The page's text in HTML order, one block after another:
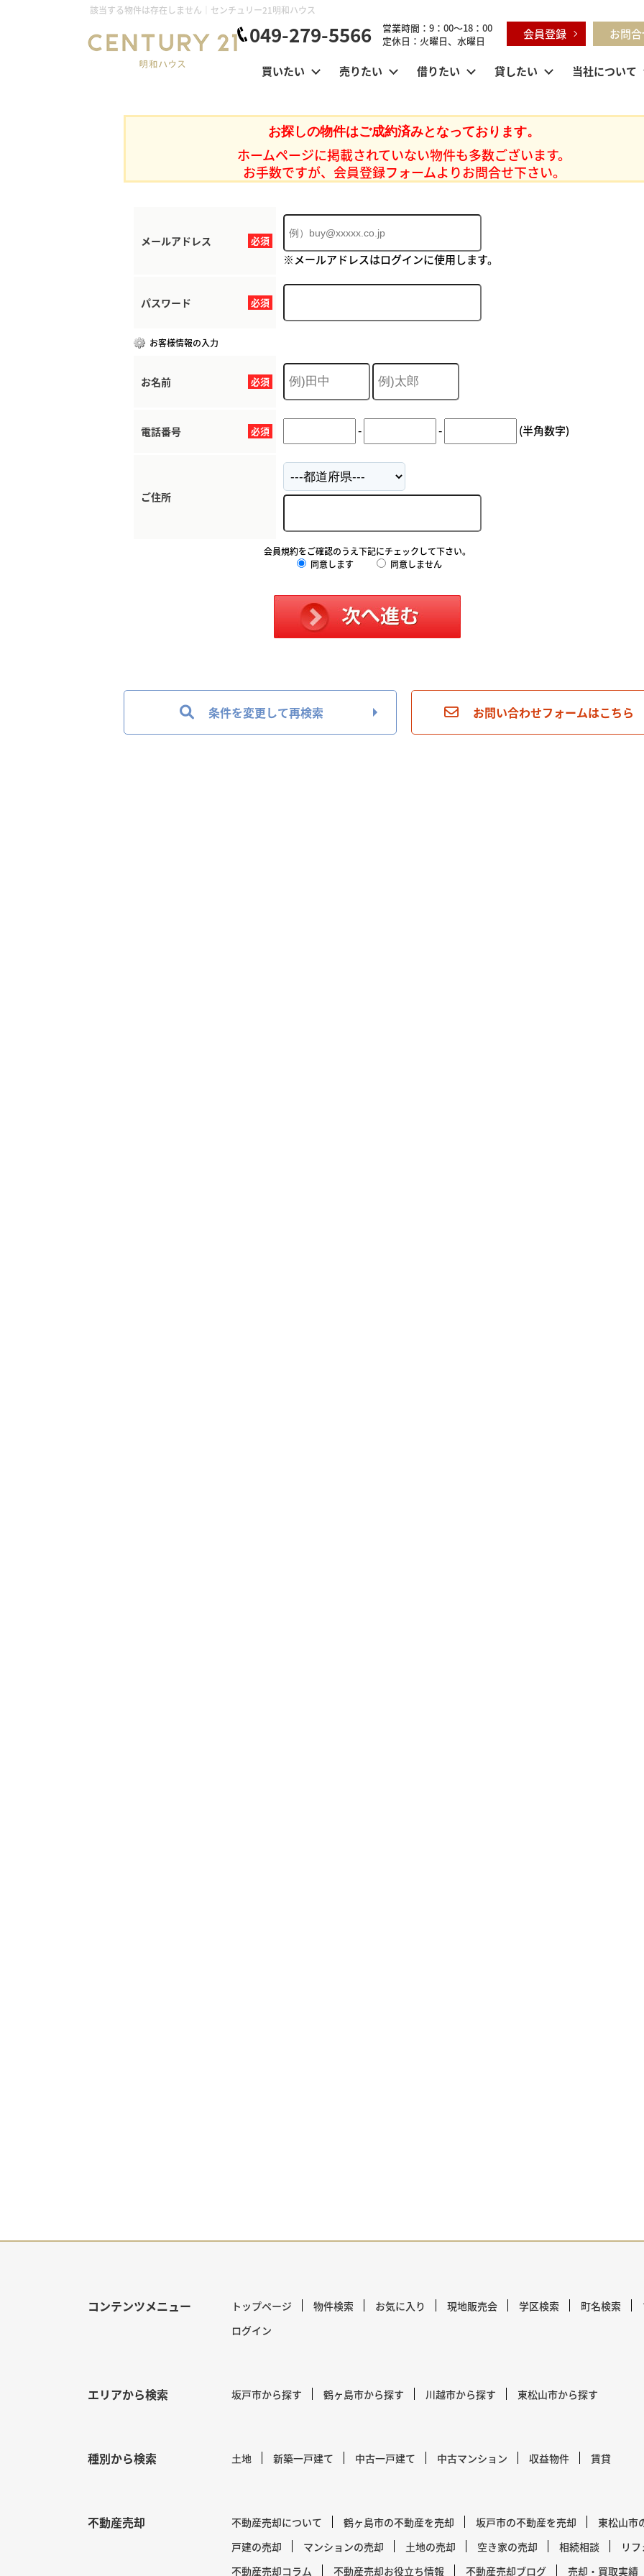
該当する物件は存在しません｜センチュリー21明和ハウス
049-279-5566
営業時間：9：00～18：00
定休日：火曜日、水曜日
会員登録 お問
買いたい 売りたい 借りたい 貸したい 当社について
お探しの物件はご成約済みとなっております。
ホームページに掲載されていない物件も多数ございます。
お手数ですが、会員登録フォームよりお問合せ下さい。
必須
メールアドレス
※メールアドレスはログインに使用します。
必須
パスワード
お客様情報の入力
必須
お名前
必須
電話番号 - - (半角数字)
ご住所
会員規約をご確認のうえ下記にチェックして下さい。
同意します
同意しません
条件を変更して再検索 お問い合わせフォームはこちら
コンテンツメニュー トップページ 物件検索 お気に入り 現地販売会 学区検索 町名検索
ログイン
エリアから検索 坂戸市から探す 鶴ヶ島市から探す 川越市から探す 東松山市から探す
種別から検索 土地 新築一戸建て 中古一戸建て 中古マンション 収益物件 賃貸
不動産売却 不動産売却について 鶴ヶ島市の不動産を売却 坂戸市の不動産を売却
東松山市
戸建の売却
マンションの売却 土地の売却 空き家の売却 相続相談
リ
不動産売却コラム
不動産売却お役立ち情報 不動産売却ブログ 売却・買取実績